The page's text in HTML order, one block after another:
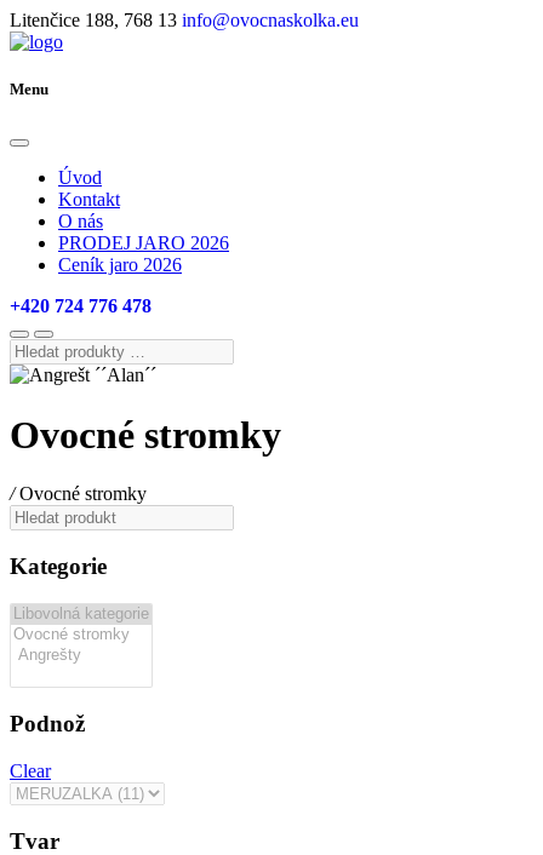
Litenčice 188, 768 13 info@ovocnaskolka.eu
Menu
Úvod
Kontakt
O nás
PRODEJ JARO 2026
Ceník jaro 2026
+420 724 776 478
Hledat
produkty
Ovocné stromky
/Ovocné stromky
Hledat
produkt
Kategorie
Podnož
Clear
Tvar